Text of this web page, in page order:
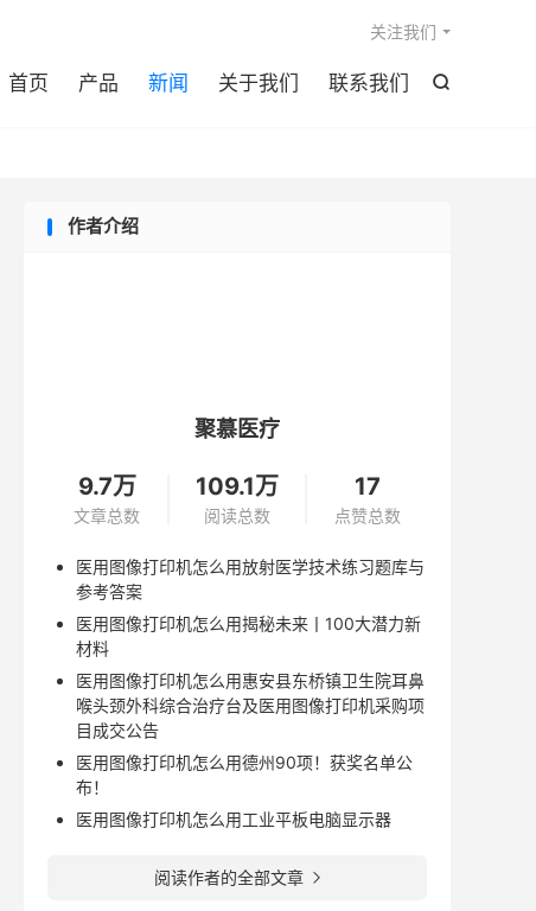

首页 产品 新闻 关于我们 联系我们
关注我们
作者介绍
聚慕医疗
9.7万
文章总数
109.1万
阅读总数
17
点赞总数
医用图像打印机怎么用放射医学技术练习题库与
参考答案
医用图像打印机怎么用揭秘未来丨100大潜力新
材料
医用图像打印机怎么用惠安县东桥镇卫生院耳鼻
喉头颈外科综合治疗台及医用图像打印机采购项
目成交公告
医用图像打印机怎么用德州90项！获奖名单公
布！
医用图像打印机怎么用工业平板电脑显示器
阅读作者的全部文章 